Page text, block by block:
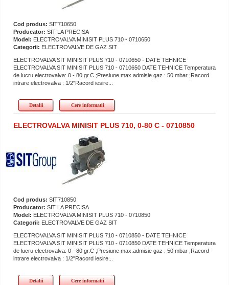
Cod produs: SIT710650
Producator: SIT LA PRECISA
Model: ELECTROVALVA MINISIT PLUS 710 - 0710650
Categorii: ELECTROVALVE DE GAZ SIT
ELECTROVALVA SIT MINISIT PLUS 710 - 0710650 - DATE TEHNICE
ELECTROVALVA SIT MINISIT PLUS 710 - 0710650 DATE TEHNICE Temperatura
de lucru electrovalva: 0 - 80 gr.C ;Presiune max.admisie gaz : 50 mbar ;Racord
intrare electrovalva : 1/2"Racord iesire...
Detalii Cere informatii
ELECTROVALVA MINISIT PLUS 710, 0-80 C - 0710850
Cod produs: SIT710850
Producator: SIT LA PRECISA
Model: ELECTROVALVA MINISIT PLUS 710 - 0710850
Categorii: ELECTROVALVE DE GAZ SIT
ELECTROVALVA SIT MINISIT PLUS 710 - 0710850 - DATE TEHNICE
ELECTROVALVA SIT MINISIT PLUS 710 - 0710850 DATE TEHNICE Temperatura
de lucru electrovalva: 0 - 80 gr.C ;Presiune max.admisie gaz : 50 mbar ;Racord
intrare electrovalva : 1/2"Racord iesire...
Detalii Cere informatii